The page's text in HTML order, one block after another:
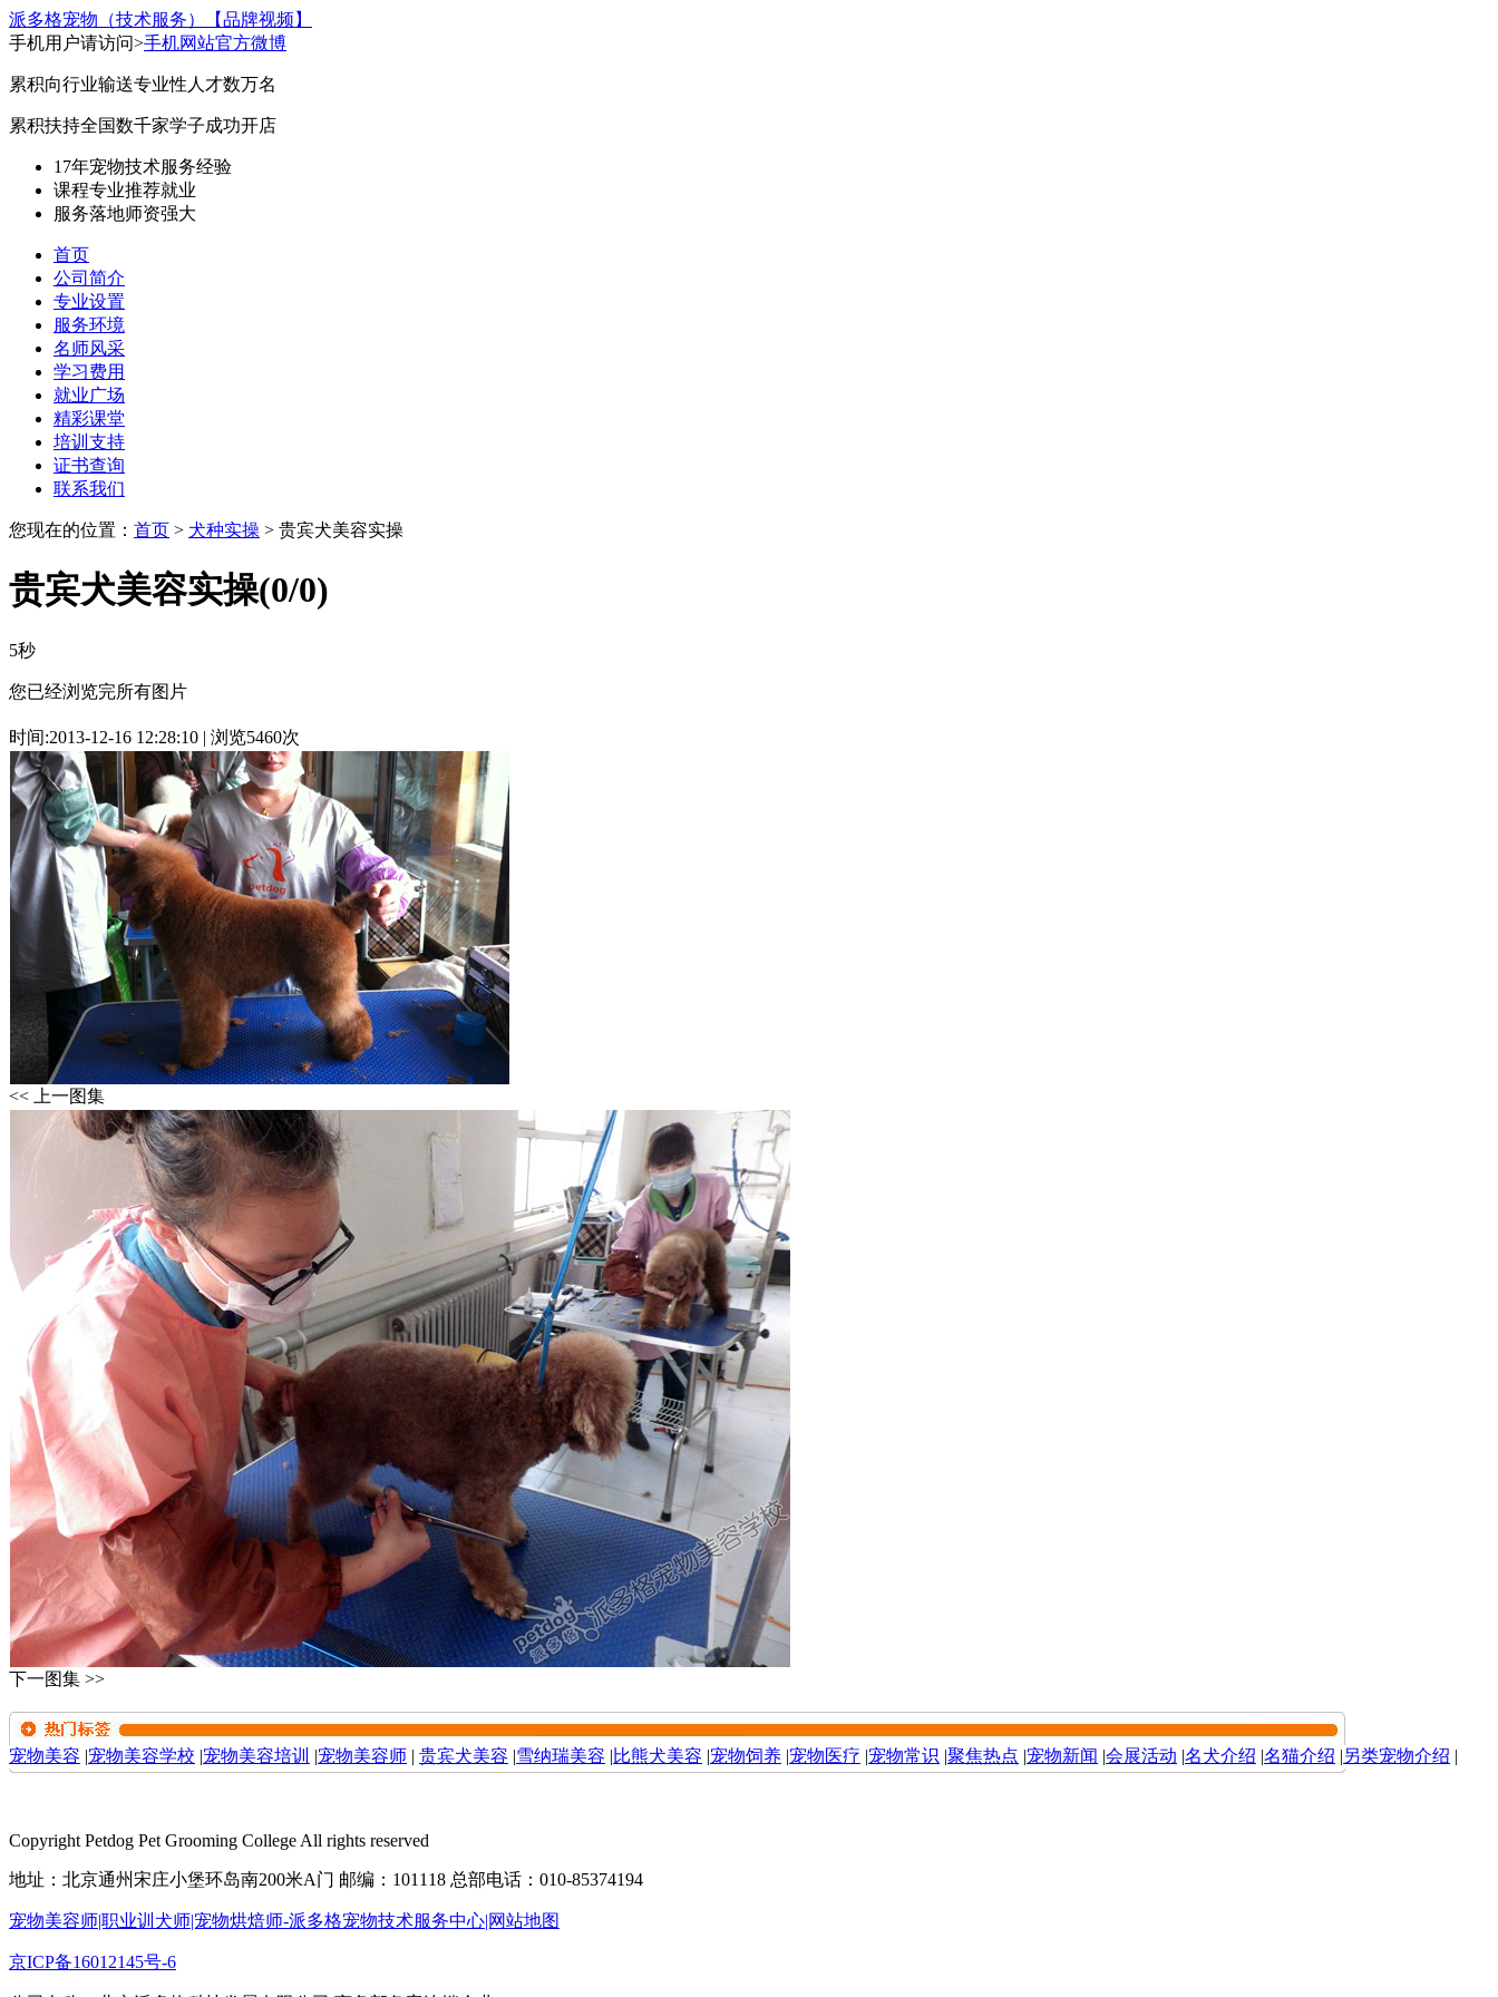
派多格宠物（技术服务）
【品牌视频】
手机用户请访问>手机网站官方微博
累积向行业输送专业性人才数万名
累积扶持全国数千家学子成功开店
17年宠物技术服务经验
课程专业推荐就业
服务落地师资强大
首页
公司简介
专业设置
服务环境
名师风采
学习费用
就业广场
精彩课堂
培训支持
证书查询
联系我们
您现在的位置： 首页 > 犬种实操 > 贵宾犬美容实操
贵宾犬美容实操(0/0)
5秒
您已经浏览完所有图片
时间:2013-12-16 12:28:10 | 浏览5460次
<< 上一图集
下一图集 >>
宠物美容 |宠物美容学校 |宠物美容培训 |宠物美容师 | 贵宾犬美容 |雪纳瑞美容 |比熊犬美容 |宠物饲养 |宠物医疗 |宠物常识 |聚焦热点 |宠物新闻 |会展活动 |名犬介绍 |名猫介绍 |另类宠物介绍 |
Copyright Petdog Pet Grooming College All rights reserved
地址：北京通州宋庄小堡环岛南200米A门 邮编：101118 总部电话：010-85374194
宠物美容师|职业训犬师|宠物烘焙师-派多格宠物技术服务中心|网站地图
京ICP备16012145号-6